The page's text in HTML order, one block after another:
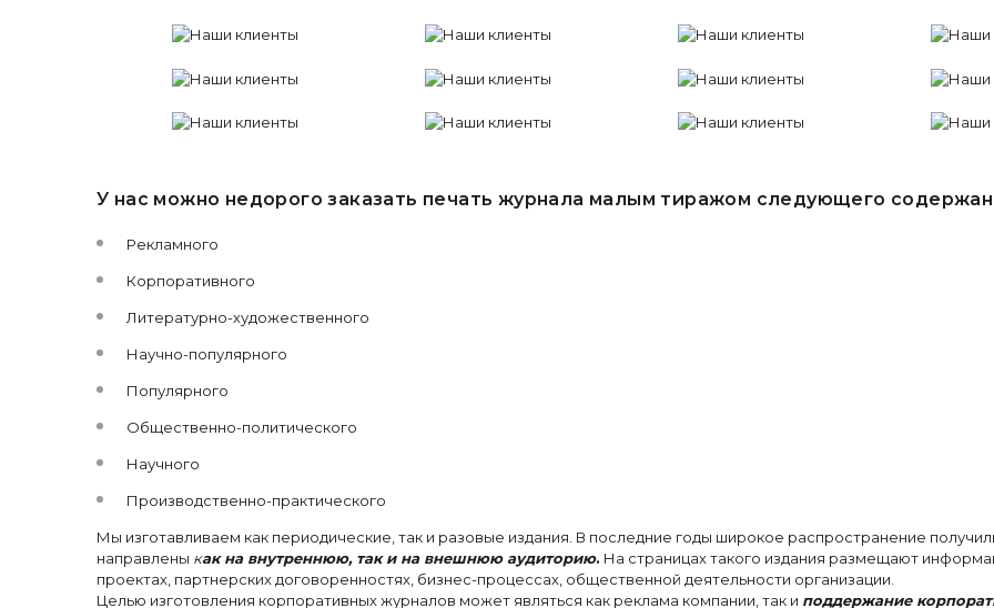
У нас можно недорого заказать печать журнала малым тиражом следующего
Рекламного
Корпоративного
Литературно-художественного
Научно-популярного
Популярного
Общественно-политического
Научного
Производственно-практического
Мы изготавливаем как периодические, так и разовые издания. В последние годы широкое распространение
направлены как на внутреннюю, так и на внешнюю аудиторию. На страницах такого издания размещают
проектах, партнерских договоренностях, бизнес-процессах, общественной деятельности организации.
Целью изготовления корпоративных журналов может являться как реклама компании, так и поддержание